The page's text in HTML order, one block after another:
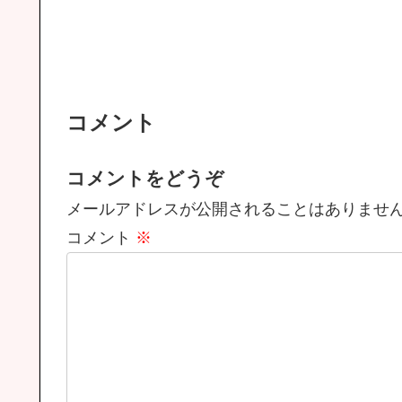
コメント
コメントをどうぞ
メールアドレスが公開されることはありませ
コメント ※